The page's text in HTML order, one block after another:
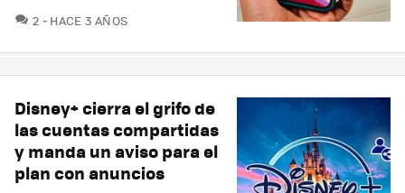
2 COMENTARIOS
HACE 3 AÑOS
Disney+ cierra el grifo de
las cuentas compartidas
y manda un aviso para el
plan con anuncios